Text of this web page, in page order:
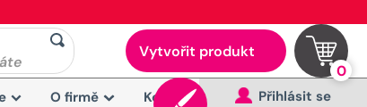
Vytvořit produkt
0
O firmě Kontakt Přihlásit se